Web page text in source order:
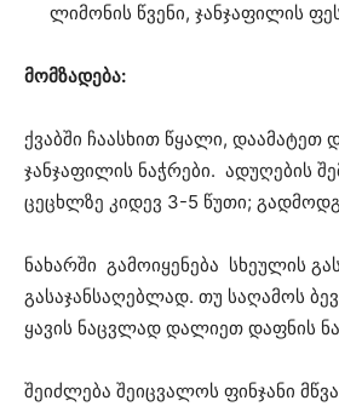
ლიმონის წვენი, ჯანჯაფილის
მომზადება:
ქვაბში ჩაასხით წყალი,
ჯანჯაფილის ნაჭრები. ადუღების
ცეცხლზე კიდევ 3-5 წუთი;
ნახარში გამოიყენება სხეულის
გასაჯანსაღებლად. თუ საღამოს
ყავის ნაცვლად დალიეთ დაფნის
შეიძლება შეიცვალოს ფინჯანი